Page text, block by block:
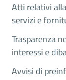
Atti relativi
servizi e
Trasparenza
interessi e
Avvisi di